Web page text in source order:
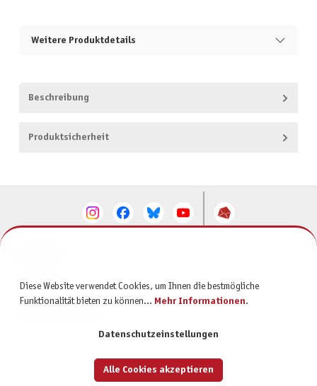
Weitere Produktdetails
Beschreibung
Produktsicherheit
SERVICE
Diese Website verwendet Cookies, um Ihnen die bestmögliche
Funktionalität bieten zu können... Mehr Informationen.
Datenschutzeinstellungen
Alle Cookies akzeptieren